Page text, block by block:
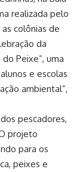
realizada pelo
colônias de
da
Peixe”, uma
e escolas
ambiental”,
pescadores,
projeto
para os
peixes e